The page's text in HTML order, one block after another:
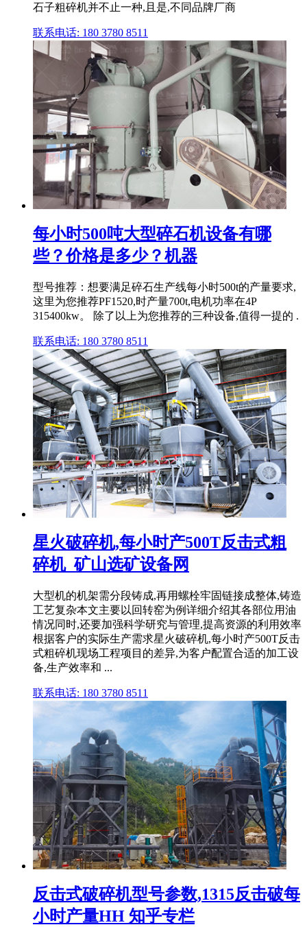
石子粗碎机并不止一种,且是,不同品牌厂商
联系电话: 180 3780 8511
每小时500吨大型碎石机设备有哪
些？价格是多少？机器
型号推荐：想要满足碎石生产线每小时500t的产量要求,
这里为您推荐PF1520,时产量700t,电机功率在4P
315400kw。 除了以上为您推荐的三种设备,值得一提的 .
联系电话: 180 3780 8511
星火破碎机,每小时产500T反击式粗
碎机_矿山选矿设备网
大型机的机架需分段铸成,再用螺栓牢固链接成整体,铸造
工艺复杂本文主要以回转窑为例详细介绍其各部位用油
情况同时,还要加强科学研究与管理,提高资源的利用效率
根据客户的实际生产需求星火破碎机,每小时产500T反击
式粗碎机现场工程项目的差异,为客户配置合适的加工设
备,生产效率和 ...
联系电话: 180 3780 8511
反击式破碎机型号参数,1315反击破每
小时产量HH 知乎专栏